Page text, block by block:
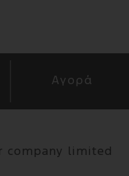
Αγορά
company limited